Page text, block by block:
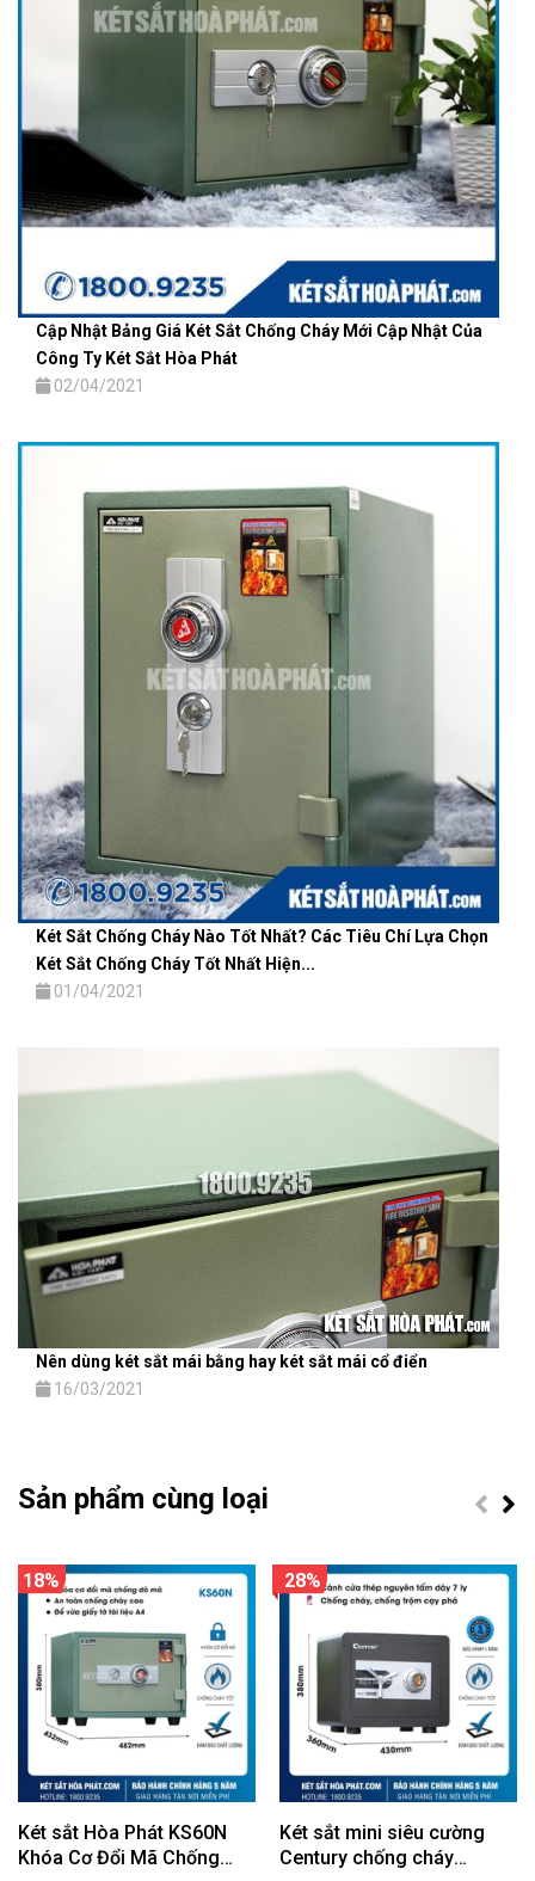
Cập Nhật Bảng Giá Két Sắt Chống Cháy Mới Cập Nhật Của
Công Ty Két Sắt Hòa Phát
02/04/2021
Két Sắt Chống Cháy Nào Tốt Nhất? Các Tiêu Chí Lựa Chọn
Két Sắt Chống Cháy Tốt Nhất Hiện...
01/04/2021
Nên dùng két sắt mái bằng hay két sắt mái cổ điển
16/03/2021
Sản phẩm cùng loại
18%
Két sắt Hòa Phát KS60N
Khóa Cơ Đổi Mã Chống
28%
Két sắt mini siêu cường
Century chống cháy